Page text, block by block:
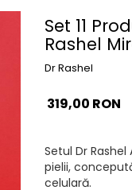
Set 11
Rashel
Dr Rashel
319,00 RON
Setul Dr
pielii,
celulară.